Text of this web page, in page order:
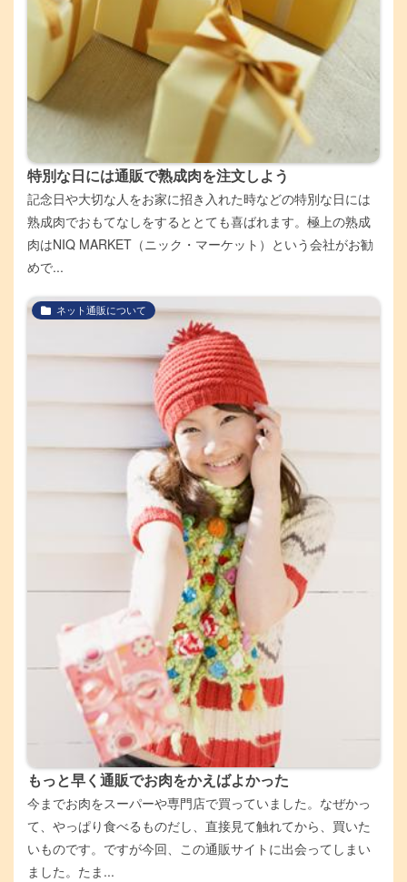
特別な日には通販で熟成肉を注文しよう
記念日や大切な人をお家に招き入れた時などの特別な日には
熟成肉でおもてなしをするととても喜ばれます。極上の熟成
肉はNIQ MARKET（ニック・マーケット）という会社がお勧
めで...
ネット通販について
もっと早く通販でお肉をかえばよかった
今までお肉をスーパーや専門店で買っていました。なぜかっ
て、やっぱり食べるものだし、直接見て触れてから、買いた
いものです。ですが今回、この通販サイトに出会ってしまい
ました。たま...